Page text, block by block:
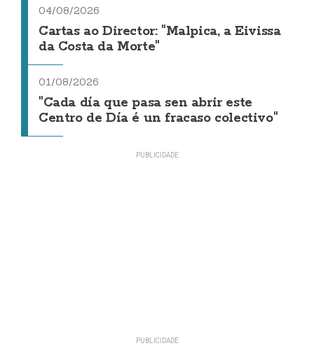
04/08/2026
Cartas ao Director: "Malpica, a Eivissa
da Costa da Morte"
01/08/2026
"Cada día que pasa sen abrir este
Centro de Día é un fracaso colectivo"